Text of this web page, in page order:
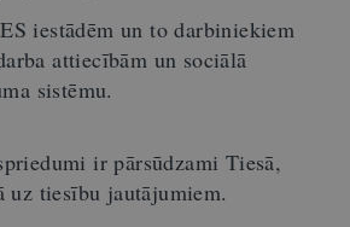
iestādēm un to darbiniekiem
attiecībām un sociālā
sistēmu.
ir pārsūdzami Tiesā,
uz tiesību jautājumiem.